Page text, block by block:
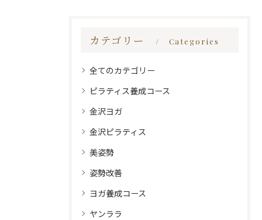
カテゴリー Categories
全てのカテゴリー
ピラティス養成コース
金沢ヨガ
金沢ピラティス
美姿勢
姿勢改善
ヨガ養成コース
ヤンララ